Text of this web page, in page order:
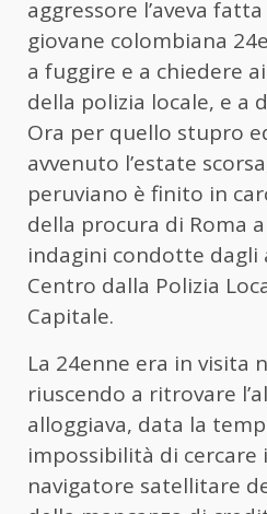
aggressore l’aveva
giovane colombiana
a fuggire e a chiedere
della polizia locale, e a
Ora per quello stupro
avvenuto l’estate
peruviano è finito in
della procura di Roma
indagini condotte dagli
Centro dalla Polizia
Capitale.
La 24enne era in visita
riuscendo a ritrovare
alloggiava, data la
impossibilità di cercare
navigatore satellitare